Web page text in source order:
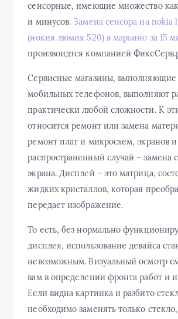
сенсорные, имеющие множество
и минусов. Замена сенсора на nokia
(нокия люмия 520) в марьино за 15
произвоидтся компанией
Сервисные магазины, выполняющие
мобильных телефонов, выполняют
практически любой сложности. К
относится ремонт или замена
ремонт плат и микросхем, экранов
распространенный случай – замена
экрана. Дисплей – это матрица,
жидких кристаллов, которая
передает изображение.
То есть, без нормально
дисплея, использование девайса
невозможным. Визуальный осмотр
вам в определении фронта работ и
Если видна картинка и разбито
необходимо заменять только